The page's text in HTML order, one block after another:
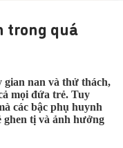
trong quá
gian nan và thử thách,
mọi đứa trẻ. Tuy
các bậc phụ huynh
tị và ảnh hưởng